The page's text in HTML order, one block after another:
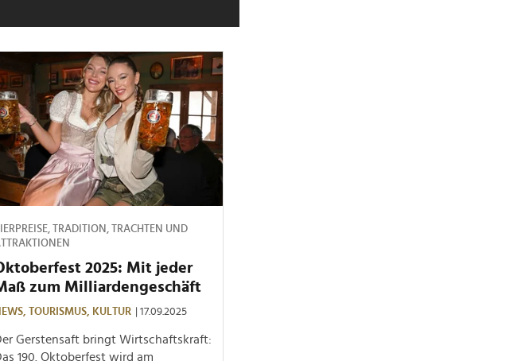
TRADITION, TRACHTEN UND
2025: Mit jeder
zum Milliardengeschäft
TOURISMUS, KULTUR | 17.09.2025
Gerstensaft bringt Wirtschaftskraft:
190. Oktoberfest wird am